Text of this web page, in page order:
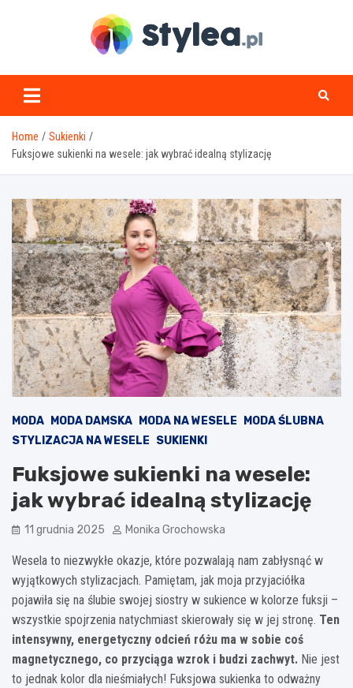
stylea.pl
Home
Sukienki
Fuksjowe sukienki na wesele: jak wybrać idealną stylizację
MODA MODA DAMSKA MODA NA WESELE
MODA ŚLUBNA
STYLIZACJA NA WESELE SUKIENKI
Fuksjowe sukienki na wesele:
jak wybrać idealną stylizację
11 grudnia 2025 Monika Grochowska
Wesela to niezwykłe okazje, które pozwalają nam zabłysnąć w
wyjątkowych stylizacjach. Pamiętam, jak moja przyjaciółka
pojawiła się na ślubie swojej siostry w sukience w kolorze fuksji –
wszystkie spojrzenia natychmiast skierowały się w jej stronę. Ten
intensywny, energetyczny odcień różu ma w sobie coś
magnetycznego, co przyciąga wzrok i budzi zachwyt. Nie jest
to jednak kolor dla nieśmiałych! Fuksjowa sukienka to odważny